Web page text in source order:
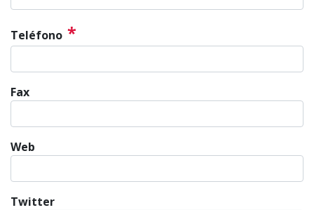
Teléfono *
Fax
Web
Twitter